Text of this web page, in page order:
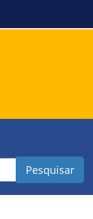
Pesquisar